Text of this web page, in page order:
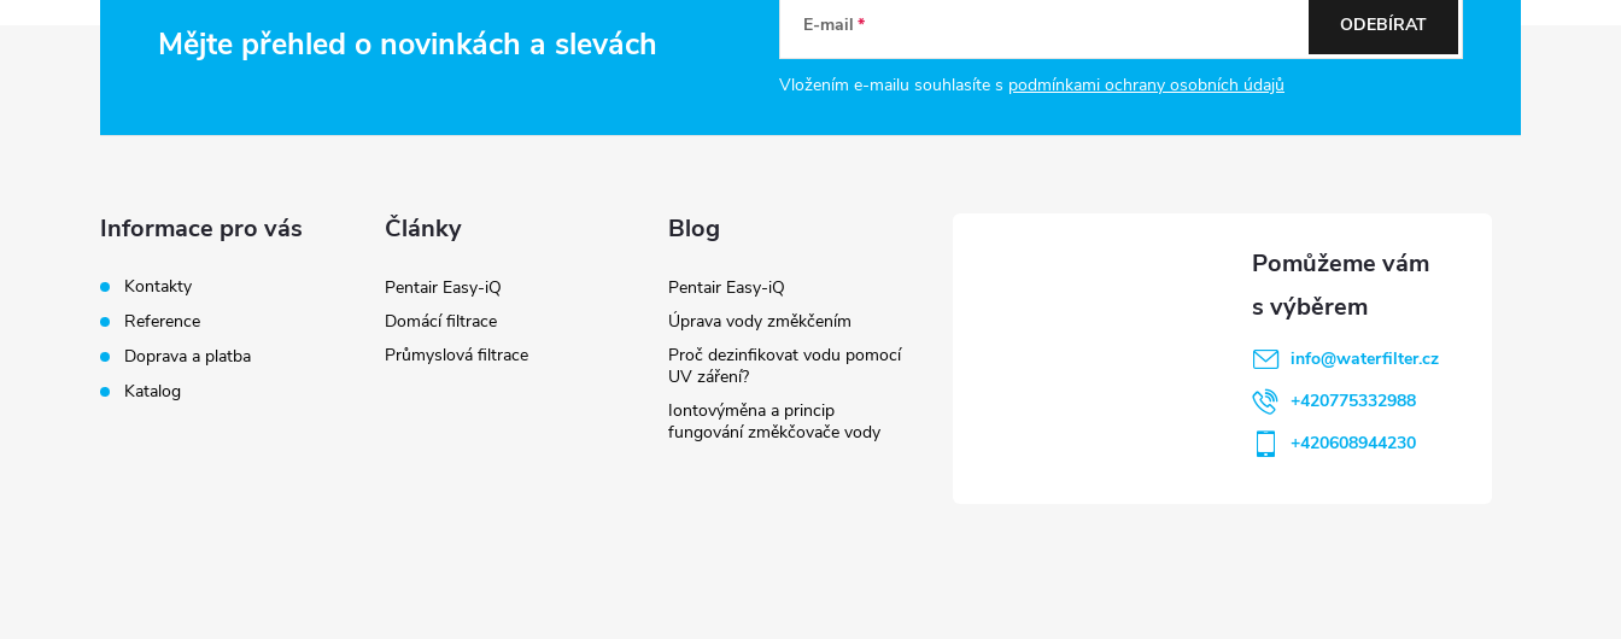
Mějte přehled o novinkách a slevách E-mail
Vložením e-mailu souhlasíte s podmínkami ochrany osobních údajů
ODEBÍRAT
Informace pro vás
Kontakty
Reference
Doprava a platba
Katalog
Články
Pentair Easy-iQ
Domácí filtrace
Průmyslová filtrace
Blog
Pentair Easy-iQ
Úprava vody změkčením
Proč dezinfikovat vodu pomocí
UV záření?
Iontovýměna a princip
fungování změkčovače vody
info@waterfilter.cz
+420775332988
+420608944230